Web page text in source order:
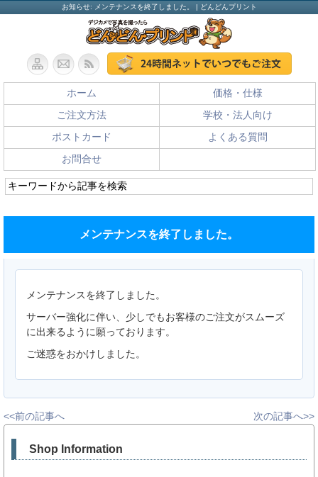
お知らせ: メンテナンスを終了しました。 | どんどんプリント
ホーム 価格・仕様
ご注文方法 学校・法人向け
ポストカード よくある質問
お問合せ
メンテナンスを終了しました。
メンテナンスを終了しました。
サーバー強化に伴い、少しでもお客様のご注文がスムーズ
に出来るように願っております。
ご迷惑をおかけしました。
<<前の記事へ 次の記事へ>>
Shop Information